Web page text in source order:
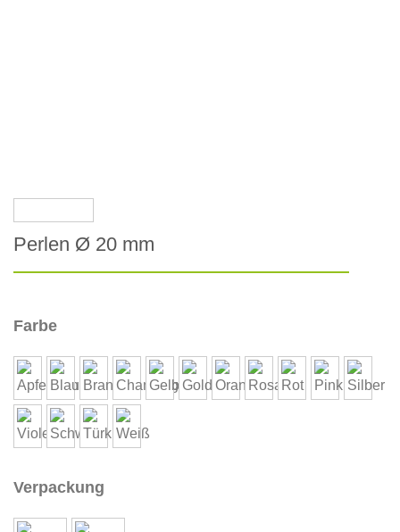
Perlen Ø 20 mm
Farbe
Verpackung